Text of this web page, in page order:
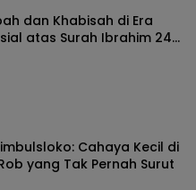
dan Khabisah di Era
atas Surah Ibrahim 24–
Cahaya Kecil di
yang Tak Pernah Surut